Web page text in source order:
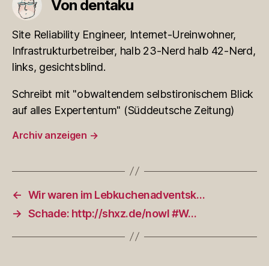
Von dentaku
Site Reliability Engineer, Internet-Ureinwohner,
Infrastrukturbetreiber, halb 23-Nerd halb 42-Nerd,
links, gesichtsblind.
Schreibt mit "obwaltendem selbstironischem Blick
auf alles Expertentum" (Süddeutsche Zeitung)
Archiv anzeigen →
← Wir waren im Lebkuchenadventsk…
→ Schade: http://shxz.de/nowl #W…